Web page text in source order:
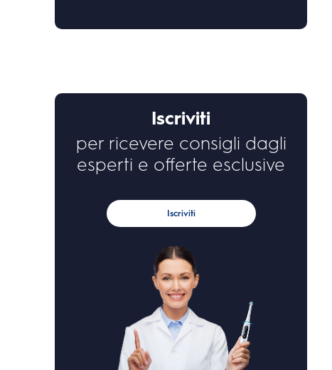
Iscriviti
per ricevere consigli dagli
esperti e offerte esclusive
Iscriviti